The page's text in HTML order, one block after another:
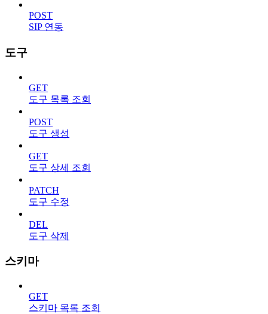
POST
SIP 연동
도구
GET
도구 목록 조회
POST
도구 생성
GET
도구 상세 조회
PATCH
도구 수정
DEL
도구 삭제
스키마
GET
스키마 목록 조회